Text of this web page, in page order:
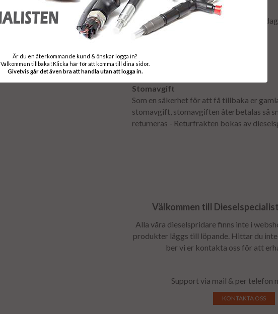
Leveranstid:
Leveranstiden normalt ca är 2-5
12 månaders garanti.
Stomavgift
Som en säkerhet för att få tillbaka er
stomavgift, stomavgiften återbetalas så
returneras - Returfrakten bokas av
Välkommen till
Alla våra dieselspridare finns inte i
produkter läggs till löpande. Hittar du
ber vi er kontakta oss för att
Support via mail & per telefon
KONTAKTA OSS
Är du en återkommande kund & önskar logga in?
Välkommen tillbaka! Klicka här för att komma till dina sidor.
Givetvis går det även bra att handla utan att logga in.